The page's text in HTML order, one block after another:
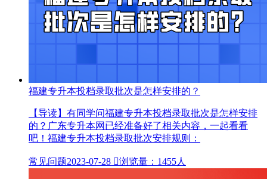
福建专升本投档录取批次是怎样安排的？
【导读】有同学问福建专升本投档录取批次是怎样安排
的？广东专升本网已经准备好了相关内容，一起看看
吧！福建专升本投档录取批次安排规则：
常见问题2023-07-28 浏览量：1455人